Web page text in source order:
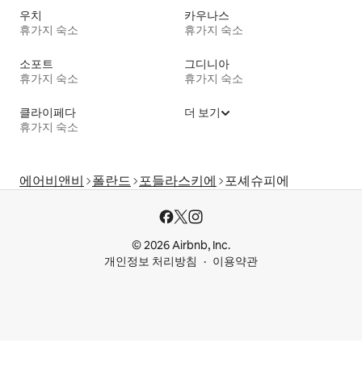
우치
휴가지 숙소
카우나스
휴가지 숙소
소포트
휴가지 숙소
그디니아
휴가지 숙소
클라이페다
휴가지 숙소
더 보기
에어비앤비 폴란드 포들라스키에 포셰슈피에
© 2026 Airbnb, Inc.
개인정보 처리방침
이용약관